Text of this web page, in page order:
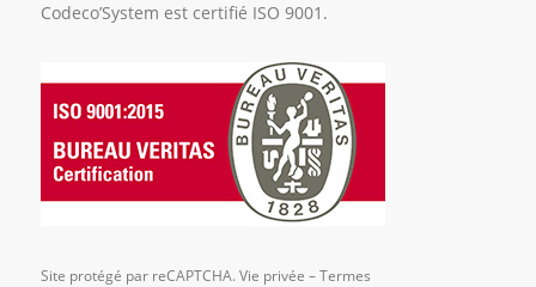
Codeco’System est certifié ISO 9001.
Site protégé par reCAPTCHA. Vie privée –Termes